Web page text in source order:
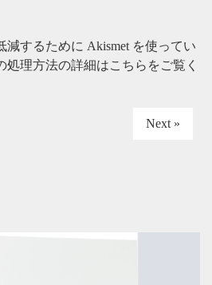
減するために Akismet を使ってい
処理方法の詳細はこちらをご覧く
Next »